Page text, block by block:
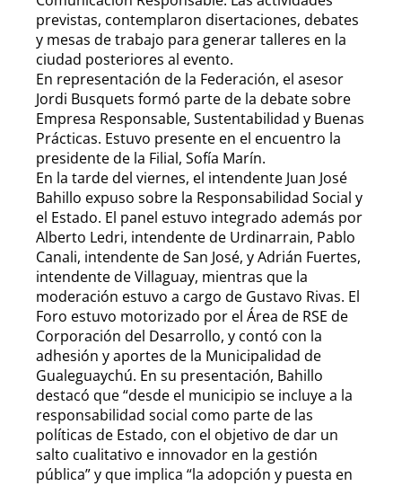
previstas, contemplaron disertaciones, debates
y mesas de trabajo para generar talleres en la
ciudad posteriores al evento.
En representación de la Federación, el asesor
Jordi Busquets formó parte de la debate sobre
Empresa Responsable, Sustentabilidad y Buenas
Prácticas. Estuvo presente en el encuentro la
presidente de la Filial, Sofía Marín.
En la tarde del viernes, el intendente Juan José
Bahillo expuso sobre la Responsabilidad Social y
el Estado. El panel estuvo integrado además por
Alberto Ledri, intendente de Urdinarrain, Pablo
Canali, intendente de San José, y Adrián Fuertes,
intendente de Villaguay, mientras que la
moderación estuvo a cargo de Gustavo Rivas. El
Foro estuvo motorizado por el Área de RSE de
Corporación del Desarrollo, y contó con la
adhesión y aportes de la Municipalidad de
Gualeguaychú. En su presentación, Bahillo
destacó que “desde el municipio se incluye a la
responsabilidad social como parte de las
políticas de Estado, con el objetivo de dar un
salto cualitativo e innovador en la gestión
pública” y que implica “la adopción y puesta en